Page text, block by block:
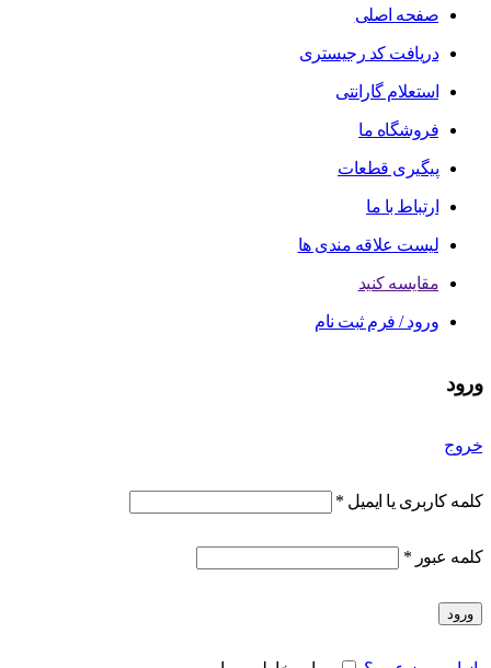
صفحه اصلی
دریافت کد رجیستری
استعلام گارانتی
فروشگاه ما
پیگیری قطعات
ارتباط با ما
لیست علاقه مندی ها
مقایسه کنید
ورود / فرم ثبت نام
ورود
خروج
کلمه کاربری یا ایمیل *
کلمه عبور *
ورود